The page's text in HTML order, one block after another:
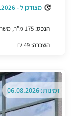
מצודכן ל - 02.08.2026
הנכס:
השכרה:
זמינות: 06.08.2026